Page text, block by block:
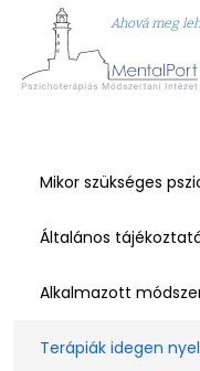
Ahová meg
Mikor szükséges
Általános
Alkalmazott
Terápiák idegen